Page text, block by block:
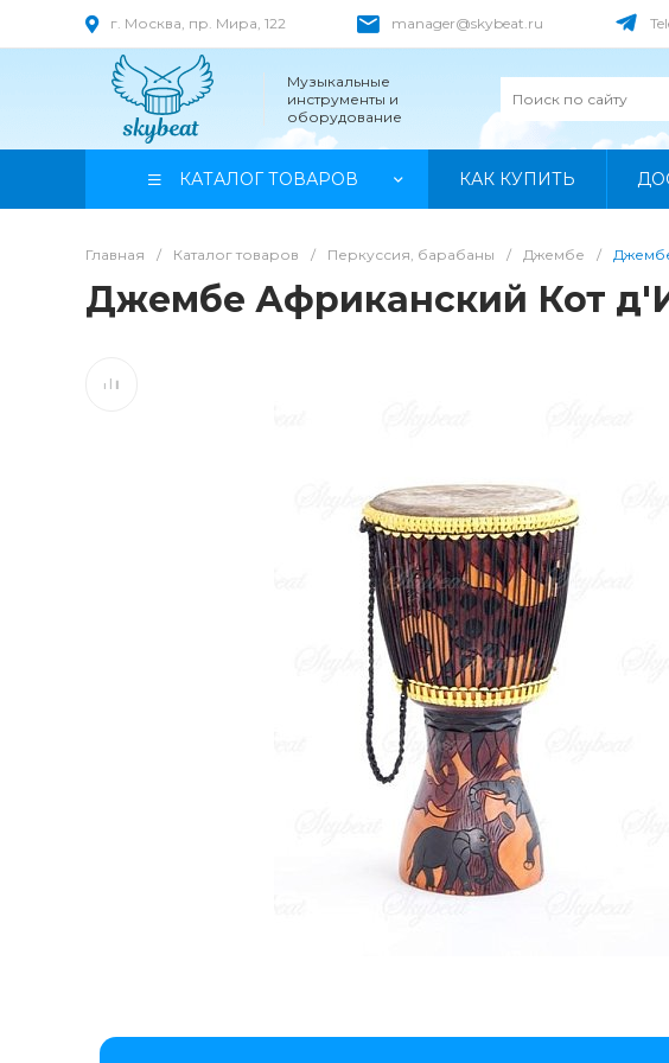
г. Москва, пр. Мира, 122 manager@skybeat.ru
Музыкальные
инструменты и
оборудование
КАТАЛОГ ТОВАРОВ КАК КУПИТЬ
Главная / Каталог товаров / Перкуссия, барабаны / Джембе /
Джембе Африканский Кот